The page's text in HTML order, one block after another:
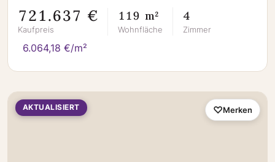
721.637 €
Kaufpreis
119 m²
Wohnfläche
4
Zimmer
6.064,18 €/m²
AKTUALISIERT Merken